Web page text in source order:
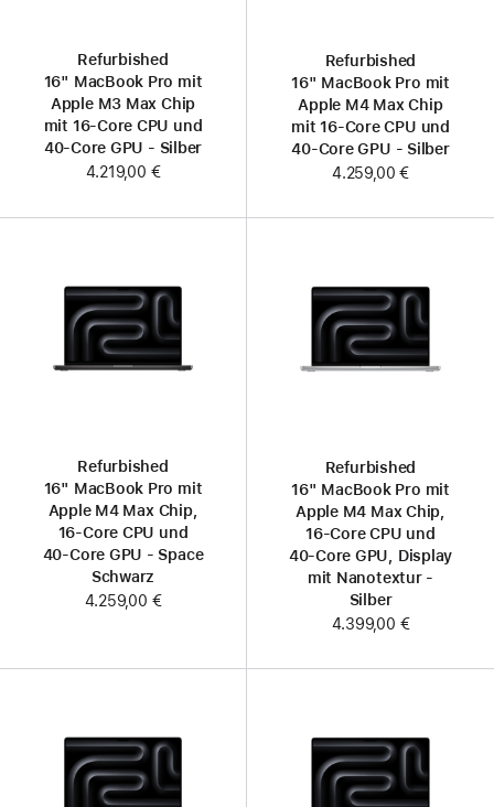
Refurbished
16" MacBook Pro mit
Apple M3 Max Chip
mit 16‑Core CPU und
40‑Core GPU - Silber
4.219,00 €
Refurbished
16" MacBook Pro mit
Apple M4 Max Chip
mit 16‑Core CPU und
40‑Core GPU - Silber
4.259,00 €
Refurbished
16" MacBook Pro mit
Apple M4 Max Chip,
16‑Core CPU und
40‑Core GPU - Space
Schwarz
4.259,00 €
Refurbished
16" MacBook Pro mit
Apple M4 Max Chip,
16‑Core CPU und
40‑Core GPU, Display
mit Nanotextur -
Silber
4.399,00 €